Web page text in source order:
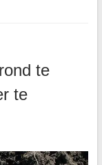
te
te